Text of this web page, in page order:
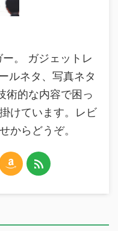
。 ガジェットレ
ルネタ、写真ネタ
術的な内容で困っ
けています。レビ
からどうぞ。